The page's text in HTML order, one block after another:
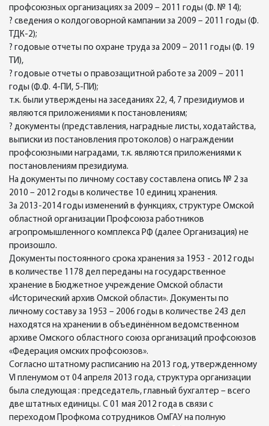
профсоюзных организациях за 2009 – 2011 годы (Ф. № 14);
? сведения о колдоговорной кампании за 2009 – 2011 годы (Ф.
ТДК-2);
? годовые отчеты по охране труда за 2009 – 2011 годы (Ф. 19
ТИ),
? годовые отчеты о правозащитной работе за 2009 – 2011
годы (Ф.Ф. 4-ПИ, 5-ПИ);
т.к. были утверждены на заседаниях 22, 4, 7 президиумов и
являются приложениями к постановлениям;
? документы (представления, наградные листы, ходатайства,
выписки из постановления протоколов) о награждении
профсоюзными наградами, т.к. являются приложениями к
постановлениям президиума.
На документы по личному составу составлена опись № 2 за
2010 – 2012 годы в количестве 10 единиц хранения.
За 2013-2014 годы изменений в функциях, структуре Омской
областной организации Профсоюза работников
агропромышленного комплекса РФ (далее Организация) не
произошло.
Документы постоянного срока хранения за 1953 - 2012 годы
в количестве 1178 дел переданы на государственное
хранение в Бюджетное учреждение Омской области
«Исторический архив Омской области». Документы по
личному составу за 1953 – 2006 годы в количестве 243 дел
находятся на хранении в объединённом ведомственном
архиве Омского областного союза организаций профсоюзов
«Федерация омских профсоюзов».
Согласно штатному расписанию на 2013 год, утвержденному
VI пленумом от 04 апреля 2013 года, структура организации
была следующая : председатель, главный бухгалтер – всего
две штатных единицы. С 01 мая 2012 года в связи с
переходом Профкома сотрудников ОмГАУ на полную